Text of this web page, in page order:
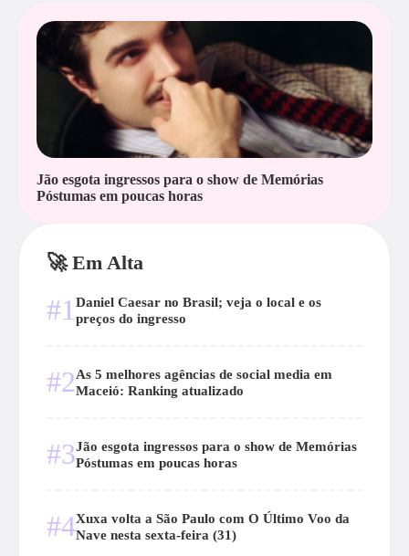
Jão esgota ingressos para o show de Memórias
Póstumas em poucas horas
🚀 Em Alta
#1 Daniel Caesar no Brasil; veja o local e os
preços do ingresso
#2As 5 melhores agências de social media em
Maceió: Ranking atualizado
#3Jão esgota ingressos para o show de Memórias
Póstumas em poucas horas
#4Xuxa volta a São Paulo com O Último Voo da
Nave nesta sexta-feira (31)